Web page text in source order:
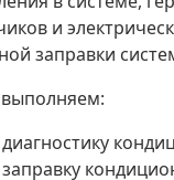
и
заправки
диагностику
заправку